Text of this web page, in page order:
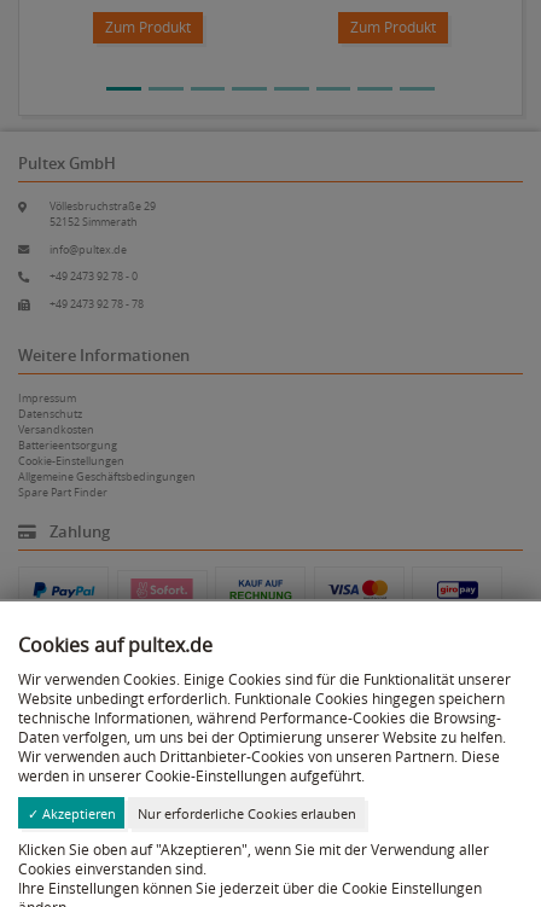
Zum Produkt Zum Produkt
Pultex GmbH
Völlesbruchstraße 29
52152 Simmerath
info@pultex.de
+49 2473 92 78 - 0
+49 2473 92 78 - 78
Weitere Informationen
Impressum
Datenschutz
Versandkosten
Batterieentsorgung
Cookie-Einstellungen
Allgemeine Geschäftsbedingungen
Spare Part Finder
Zahlung
Versand
Facebook
Instagram
YouTube
Cookies auf pultex.de
Wir verwenden Cookies. Einige Cookies sind für die Funktionalität unserer
Website unbedingt erforderlich. Funktionale Cookies hingegen speichern
technische Informationen, während Performance-Cookies die Browsing-
Daten verfolgen, um uns bei der Optimierung unserer Website zu helfen.
Wir verwenden auch Drittanbieter-Cookies von unseren Partnern. Diese
werden in unserer Cookie-Einstellungen aufgeführt.
✓ Akzeptieren
Nur erforderliche Cookies erlauben
Klicken Sie oben auf "Akzeptieren", wenn Sie mit der Verwendung aller
Cookies einverstanden sind.
Ihre Einstellungen können Sie jederzeit über die Cookie Einstellungen